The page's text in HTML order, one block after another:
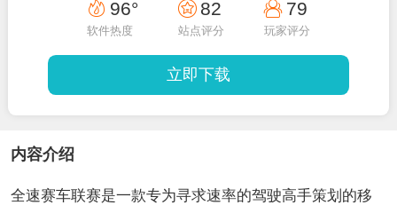
96°
软件热度
82
站点评分
79
玩家评分
立即下载
内容介绍
全速赛车联赛是一款专为寻求速率的驾驶高手策划的移